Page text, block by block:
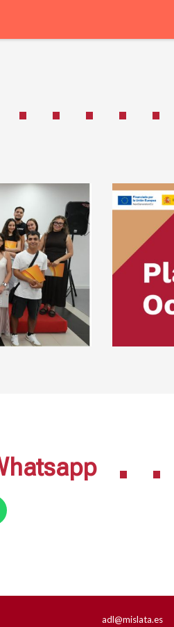
adl@mislata.es